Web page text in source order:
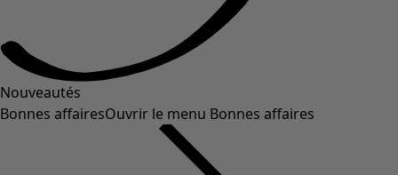
Nouveautés
Bonnes affairesOuvrir le menu Bonnes affaires